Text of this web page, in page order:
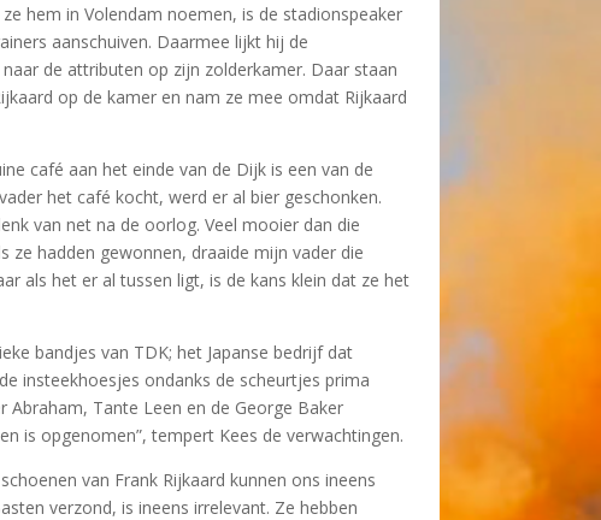
hem in Volendam noemen, is de stadionspeaker
aanschuiven. Daarmee lijkt hij de
de attributen op zijn zolderkamer. Daar staan
op de kamer en nam ze mee omdat Rijkaard
café aan het einde van de Dijk is een van de
het café kocht, werd er al bier geschonken.
van net na de oorlog. Veel mooier dan die
ze hadden gewonnen, draaide mijn vader die
als het er al tussen ligt, is de kans klein dat ze het
bandjes van TDK; het Japanse bedrijf dat
insteekhoesjes ondanks de scheurtjes prima
Abraham, Tante Leen en de George Baker
is opgenomen”, tempert Kees de verwachtingen.
van Frank Rijkaard kunnen ons ineens
verzond, is ineens irrelevant. Ze hebben